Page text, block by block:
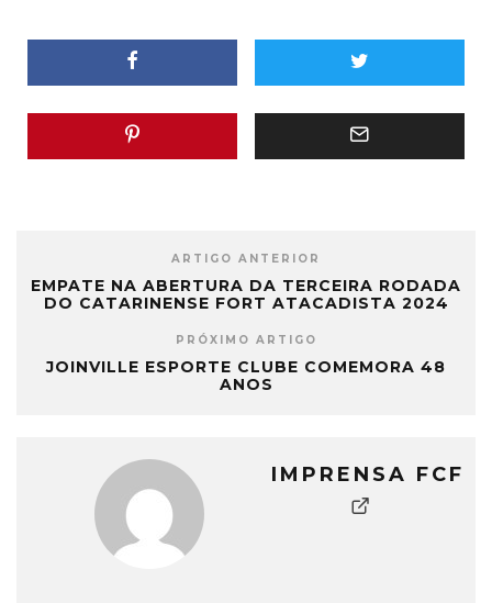
ARTIGO ANTERIOR
EMPATE NA ABERTURA DA TERCEIRA RODADA
DO CATARINENSE FORT ATACADISTA 2024
PRÓXIMO ARTIGO
JOINVILLE ESPORTE CLUBE COMEMORA 48
ANOS
IMPRENSA FCF